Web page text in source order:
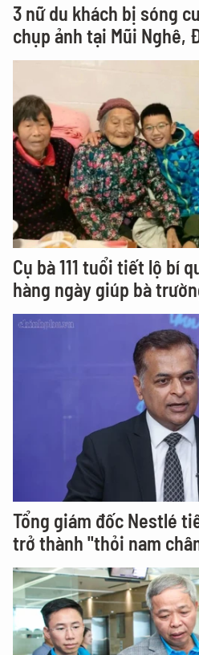
3 nữ du khách bị sóng
chụp ảnh tại Mũi Nghê,
Cụ bà 111 tuổi tiết lộ bí
hàng ngày giúp bà
Tổng giám đốc Nestlé
trở thành "thỏi nam